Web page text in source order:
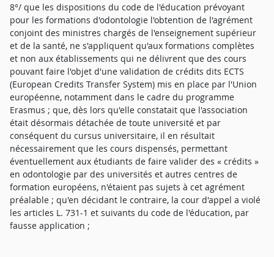
8°/ que les dispositions du code de l'éducation prévoyant
pour les formations d'odontologie l'obtention de l'agrément
conjoint des ministres chargés de l'enseignement supérieur
et de la santé, ne s'appliquent qu'aux formations complètes
et non aux établissements qui ne délivrent que des cours
pouvant faire l'objet d'une validation de crédits dits ECTS
(European Credits Transfer System) mis en place par l'Union
européenne, notamment dans le cadre du programme
Erasmus ; que, dès lors qu'elle constatait que l'association
était désormais détachée de toute université et par
conséquent du cursus universitaire, il en résultait
nécessairement que les cours dispensés, permettant
éventuellement aux étudiants de faire valider des « crédits »
en odontologie par des universités et autres centres de
formation européens, n'étaient pas sujets à cet agrément
préalable ; qu'en décidant le contraire, la cour d'appel a violé
les articles L. 731-1 et suivants du code de l'éducation, par
fausse application ;